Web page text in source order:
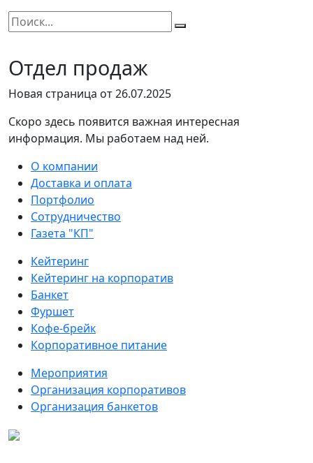
Отдел продаж
Новая страница от 26.07.2025
Скоро здесь появится важная интересная
информация. Мы работаем над ней.
О компании
Доставка и оплата
Портфолио
Сотрудничество
Газета "КП"
Кейтеринг
Кейтеринг на корпоратив
Банкет
Фуршет
Кофе-брейк
Корпоративное питание
Мероприятия
Организация корпоративов
Организация банкетов